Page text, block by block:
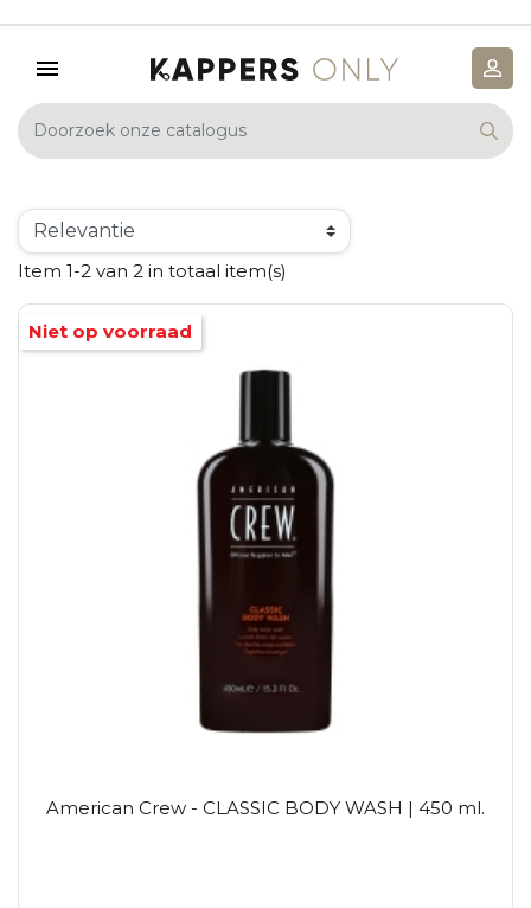
Item 1-2 van 2 in totaal item(s)
American Crew - CLASSIC BODY WASH | 450 ml.
Niet op voorraad